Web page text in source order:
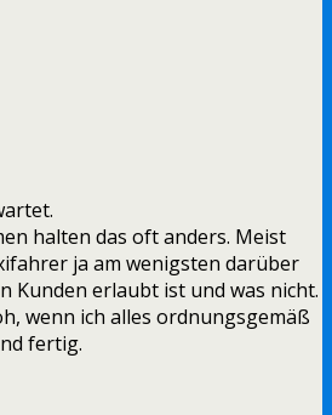
halten das oft anders. Meist
ja am wenigsten darüber
Kunden erlaubt ist und was nicht.
wenn ich alles ordnungsgemäß
fertig.